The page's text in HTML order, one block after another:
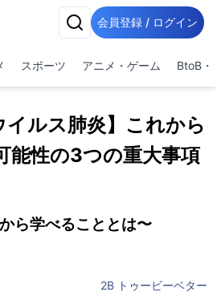
会員登録 / ログイン
スポーツ アニメ・ゲーム BtoB・
イルス肺炎】これから
能性の3つの重大事項
ら学べることとは〜
2B トゥービーベター